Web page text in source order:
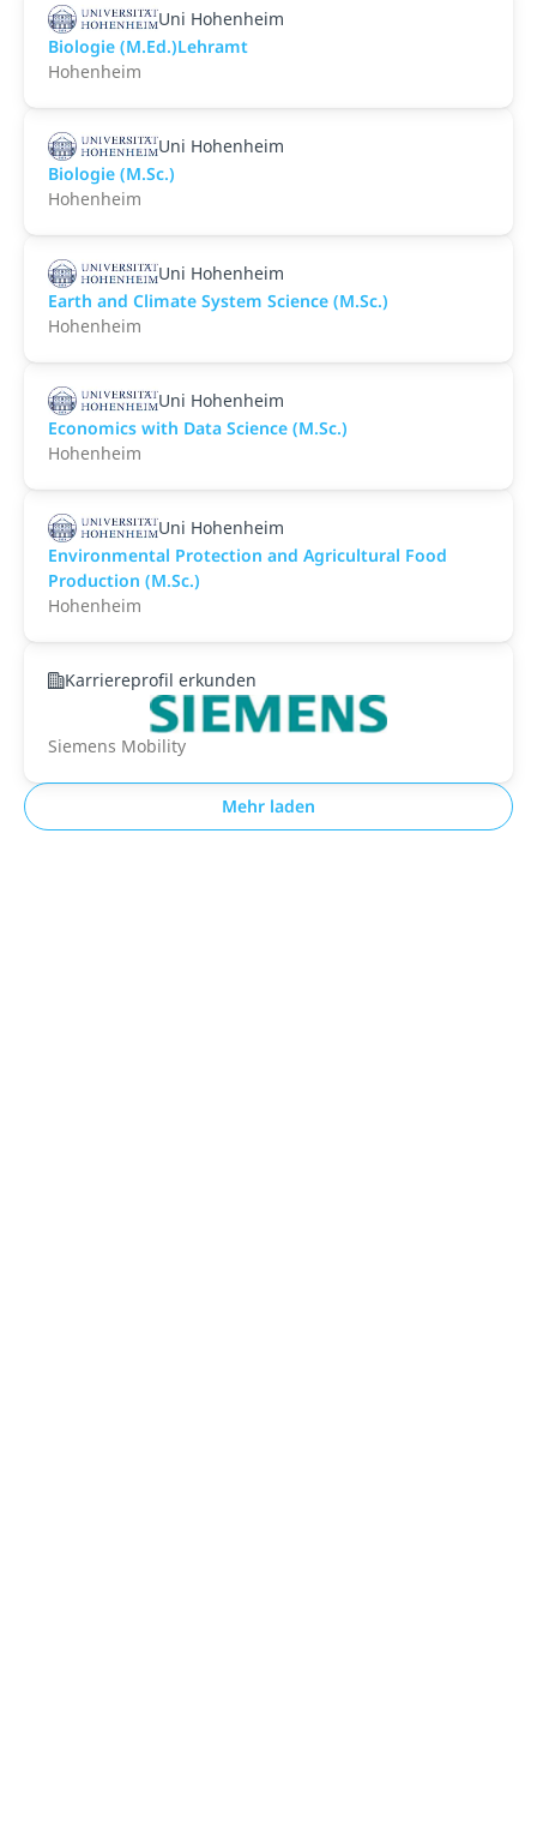
Uni Hohenheim
Biologie (M.Ed.)Lehramt
Hohenheim
Uni Hohenheim
Biologie (M.Sc.)
Hohenheim
Uni Hohenheim
Earth and Climate System Science (M.Sc.)
Hohenheim
Uni Hohenheim
Economics with Data Science (M.Sc.)
Hohenheim
Uni Hohenheim
Environmental Protection and Agricultural Food
Production (M.Sc.)
Hohenheim
Karriereprofil erkunden
Siemens Mobility
Mehr laden